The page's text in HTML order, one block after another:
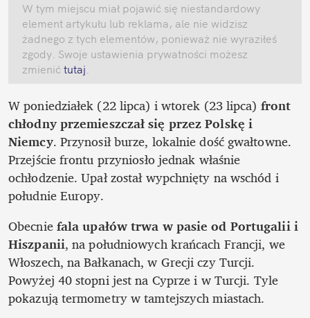
W tym miejscu miał pojawić się niestandardowy
element artykułu lub reklama, ale nie widzisz
żadnego z tych elementów, ponieważ nie wyraziłeś
zgody. Swoje ustawienia prywatności możesz
zmienić tutaj
W poniedziałek (22 lipca) i wtorek (23 lipca) front
chłodny przemieszczał się przez Polskę i
Niemcy. Przynosił burze, lokalnie dość gwałtowne.
Przejście frontu przyniosło jednak właśnie
ochłodzenie. Upał został wypchnięty na wschód i
południe Europy.
Obecnie fala upałów trwa w pasie od Portugalii i
Hiszpanii, na południowych krańcach Francji, we
Włoszech, na Bałkanach, w Grecji czy Turcji.
Powyżej 40 stopni jest na Cyprze i w Turcji. Tyle
pokazują termometry w tamtejszych miastach.